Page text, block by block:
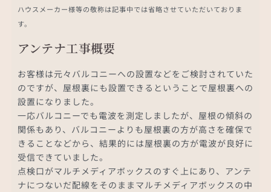
ハウスメーカー様等の敬称は記事中では省略させていただいておりま
す。
アンテナ工事概要
お客様は元々バルコニーへの設置などをご検討されていた
のですが、屋根裏にも設置できるということで屋根裏への
設置になりました。
一応バルコニーでも電波を測定しましたが、屋根の傾斜の
関係もあり、バルコニーよりも屋根裏の方が高さを確保で
きることなどから、結果的には屋根裏の方が電波が良好に
受信できていました。
点検口がマルチメディアボックスのすぐ上にあり、アンテ
ナにつないだ配線をそのままマルチメディアボックスの中